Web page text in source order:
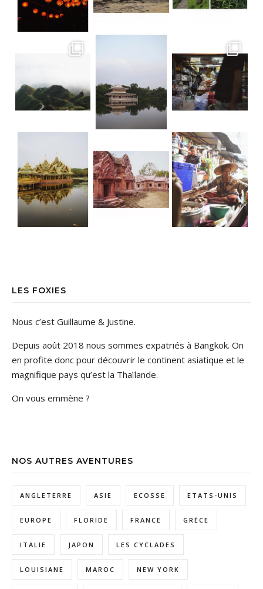
• Floating market TGIF ! La bonne nou
LES FOXIES
Nous c’est Guillaume & Justine.
Depuis août 2018 nous sommes expatriés à Bangkok. On
en profite donc pour découvrir le continent asiatique et le
magnifique pays qu’est la Thaïlande.
On vous emmène ?
NOS AUTRES AVENTURES
ANGLETERRE ASIE ECOSSE ETATS-UNIS
EUROPE FLORIDE FRANCE GRÈCE
ITALIE JAPON LES CYCLADES
LOUISIANE MAROC NEW YORK